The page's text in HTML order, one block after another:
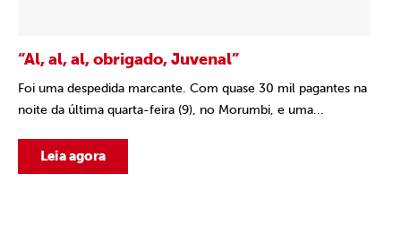
“Al, al, al, obrigado, Juvenal”
Foi uma despedida marcante. Com quase 30 mil pagantes na
noite da última quarta-feira (9), no Morumbi, e uma...
Leia agora